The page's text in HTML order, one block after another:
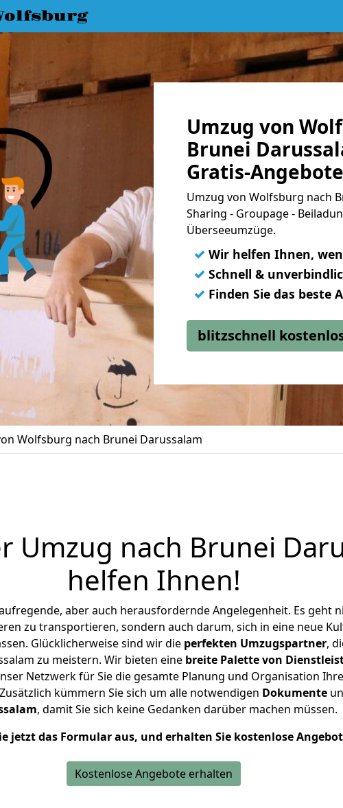
Umzug von
Brunei
Gratis-Angebote
Umzug von Wolfsburg nach
Sharing - Groupage -
Überseeumzüge.
✓ Wir helfen Ihnen,
✓ Schnell &
✓ Finden Sie das beste
blitzschnell
Wolfsburg nach Brunei Darussalam
Umzug nach Brunei
helfen Ihnen!
aber auch herausfordernde Angelegenheit. Es geht
zu transportieren, sondern auch darum, sich in eine neue
Glücklicherweise sind wir die perfekten Umzugspartner,
zu meistern. Wir bieten eine breite Palette von
Netzwerk für Sie die gesamte Planung und Organisation
kümmern Sie sich um alle notwendigen Dokumente
, damit Sie sich keine Gedanken darüber machen müssen.
jetzt das Formular aus, und erhalten Sie kostenlose
Kostenlose Angebote erhalten